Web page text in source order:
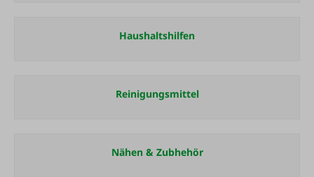
Haushaltshilfen
Reinigungsmittel
Nähen & Zubhehör